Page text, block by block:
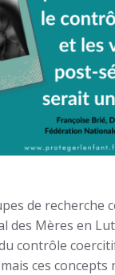
de recherche
des Mères en
contrôle
ces concepts